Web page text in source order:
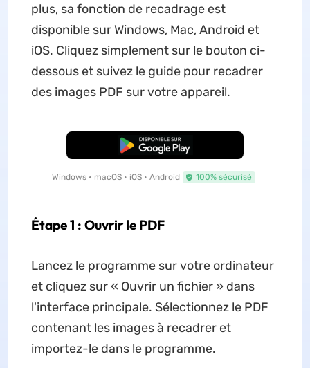
plus, sa fonction de recadrage est
disponible sur Windows, Mac, Android et
iOS. Cliquez simplement sur le bouton ci-
dessous et suivez le guide pour recadrer
des images PDF sur votre appareil.
TÉLÉCHARGER
Windows • macOS • iOS • Android 100% sécurisé
Étape 1 : Ouvrir le PDF
Lancez le programme sur votre ordinateur
et cliquez sur « Ouvrir un fichier » dans
l'interface principale. Sélectionnez le PDF
contenant les images à recadrer et
importez-le dans le programme.